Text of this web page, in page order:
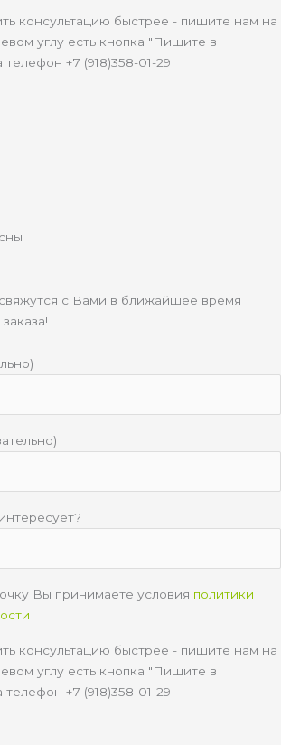
консультацию быстрее - пишите нам на
углу есть кнопка "Пишите в
+7 (918)358-01-29
с Вами в ближайшее время
Вы принимаете условия политики
консультацию быстрее - пишите нам на
углу есть кнопка "Пишите в
+7 (918)358-01-29